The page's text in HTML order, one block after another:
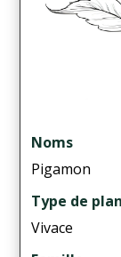
Noms
Pigamon
Type de
Vivace